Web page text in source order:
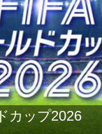
カップ2026